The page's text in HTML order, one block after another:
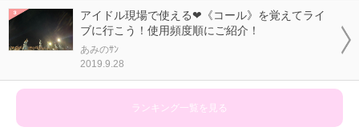
アイドル現場で使える❤《コール》を覚えてライ
ブに行こう！使用頻度順にご紹介！
あみのｻﾝ
2019.9.28
ランキング一覧を見る